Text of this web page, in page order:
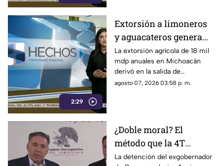
2:29
Extorsión a limoneros
y aguacateros genera
pérdidas de 18 mil mdp
en Michoacán
La extorsión agrícola de 18 mil
mdp anuales en Michoacán
derivó en la salida de
inspectores de EE. UU.,
agosto 07, 2026 03:58 p. m.
¿Doble moral? El
método que la 4T
desacredita para Rocha
La detención del exgobernador